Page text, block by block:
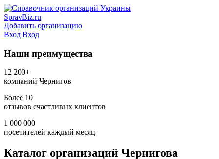
SpravBiz.ru
Добавить организацию
Вход Вход
Наши преимущества
12 200+
компаний Чернигов
Более 10
отзывов счастливых клиентов
1 000 000
посетителей каждый месяц
Каталог организаций Чернигова